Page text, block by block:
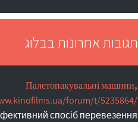
תגובות אחרונות בבלוג
Палетопакувальні машини,
forum/t/5235864/
спосіб перевезення